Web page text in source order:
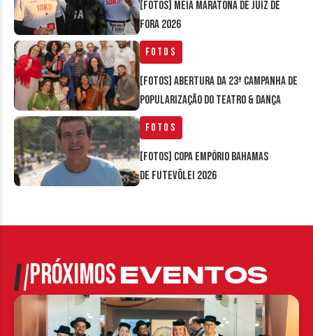
[FOTOS] Meia Maratona de Juiz de
Fora 2026
Fotos
[FOTOS] Abertura da 23ª Campanha de
Popularização do Teatro & Dança
Fotos
[FOTOS] Copa Empório Bahamas
de Futevôlei 2026
PRÓXIMOSEVENTOS